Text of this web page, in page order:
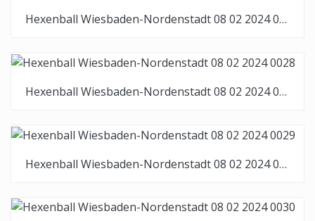
Hexenball Wiesbaden-Nordenstadt 08 02 2024 0027
Hexenball Wiesbaden-Nordenstadt 08 02 2024 0028
Hexenball Wiesbaden-Nordenstadt 08 02 2024 0029